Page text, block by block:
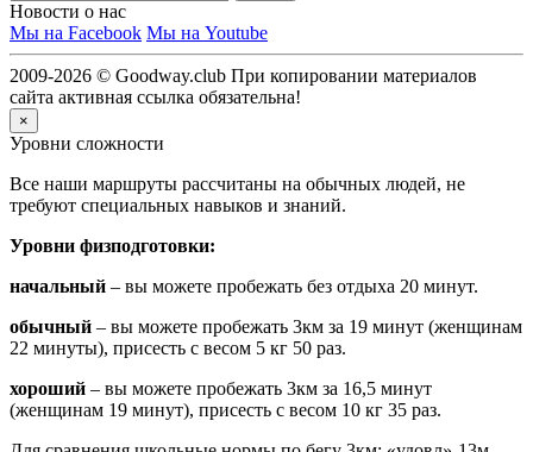
Новости о нас
Мы на Facebook Мы на Youtube
2009-2026 © Goodway.club При копировании материалов
сайта активная ссылка обязательна!
×
Уровни сложности
Все наши маршруты рассчитаны на обычных людей, не
требуют специальных навыков и знаний.
Уровни физподготовки:
начальный – вы можете пробежать без отдыха 20 минут.
обычный – вы можете пробежать 3км за 19 минут (женщинам
22 минуты), присесть с весом 5 кг 50 раз.
хороший – вы можете пробежать 3км за 16,5 минут
(женщинам 19 минут), присесть с весом 10 кг 35 раз.